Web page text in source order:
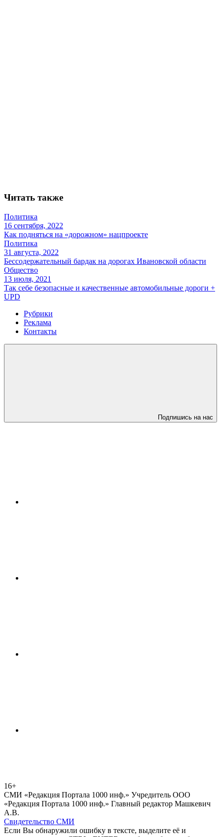
Читать также
Политика
16 сентября, 2022
Как подняться на «дорожном» нацпроекте
Политика
31 августа, 2022
Бессодержательный бардак на дорогах Ивановской области
Общество
13 июля, 2021
Так себе безопасные и качественные автомобильные дороги +
UPD
Рубрики
Реклама
Контакты
Подпишись на нас
16+
СМИ «Редакция Портала 1000 инф.» Учредитель ООО
«Редакция Портала 1000 инф.» Главный редактор Машкевич
А.В.
Свидетельство СМИ
Если Вы обнаружили ошибку в тексте, выделите её и